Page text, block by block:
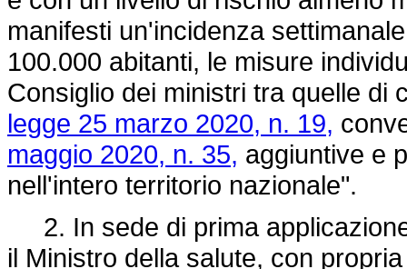
manifesti un'incidenza
100.000 abitanti, le misure
Consiglio dei ministri tra quelle
legge 25 marzo 2020, n. 19,
maggio 2020, n. 35, aggiuntive e
nell'intero territorio nazionale".
2. In sede di prima
il Ministro della salute, con